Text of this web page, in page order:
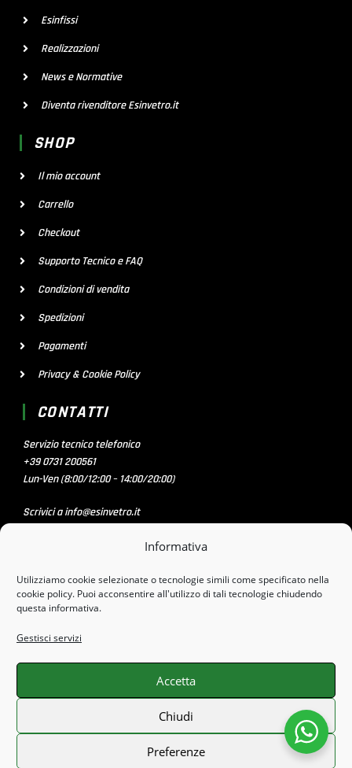
Informativa
Utilizziamo cookie selezionate o tecnologie simili come specificato nella
cookie policy. Puoi acconsentire all'utilizzo di tali tecnologie chiudendo
questa informativa.
Gestisci servizi
Accetta
Chiudi
Preferenze
Chiusura Estiva dal 8 Agosto al 23 Agosto. Tutti gli
ordini effettuati con data stimata di consegna nei stessi
giorni saranno processati o inviati al nostro rientro! Grazie
e Buone vacanze!
Esinfissi
Realizzazioni
News e Normative
Diventa rivenditore Esinvetro.it
SHOP
Il mio account
Carrello
Checkout
Supporto Tecnico e FAQ
Condizioni di vendita
Spedizioni
Pagamenti
Privacy & Cookie Policy
CONTATTI
Servizio tecnico telefonico
+39 0731 200561
Lun-Ven (8:00/12:00 – 14:00/20:00)
Scrivici a info@esinvetro.it
PAGAMENTI SICURI CON